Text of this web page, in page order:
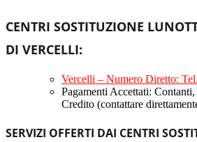
CENTRI SOSTITUZIONE
DI VERCELLI:
Vercelli – Numero Diretto:
Pagamenti Accettati:
Credito (contattare
SERVIZI OFFERTI DAI CENTRI